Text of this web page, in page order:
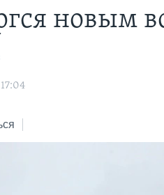
новым